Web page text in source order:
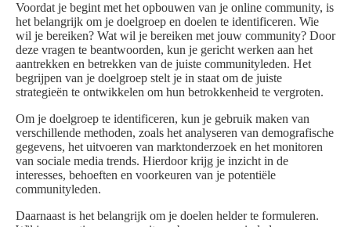
Voordat je begint met het opbouwen van je online community, is
het belangrijk om je doelgroep en doelen te identificeren. Wie
wil je bereiken? Wat wil je bereiken met jouw community? Door
deze vragen te beantwoorden, kun je gericht werken aan het
aantrekken en betrekken van de juiste communityleden. Het
begrijpen van je doelgroep stelt je in staat om de juiste
strategieën te ontwikkelen om hun betrokkenheid te vergroten.
Om je doelgroep te identificeren, kun je gebruik maken van
verschillende methoden, zoals het analyseren van demografische
gegevens, het uitvoeren van marktonderzoek en het monitoren
van sociale media trends. Hierdoor krijg je inzicht in de
interesses, behoeften en voorkeuren van je potentiële
communityleden.
Daarnaast is het belangrijk om je doelen helder te formuleren.